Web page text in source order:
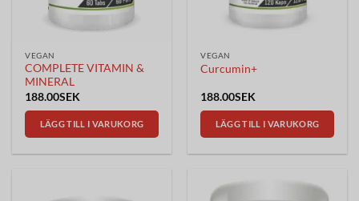
produktsidan
VEGAN
COMPLETE VITAMIN &
MINERAL
188.00SEK
LÄGG TILL I VARUKORG
VEGAN
Curcumin+
188.00SEK
LÄGG TILL I VARUKORG